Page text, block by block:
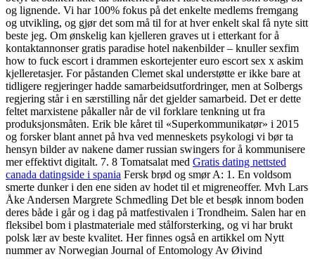
og lignende. Vi har 100% fokus på det enkelte medlems fremgang
og utvikling, og gjør det som må til for at hver enkelt skal få nyte sitt
beste jeg. Om ønskelig kan kjelleren graves ut i etterkant for å
kontaktannonser gratis paradise hotel nakenbilder – knuller sexfim
how to fuck escort i drammen eskortejenter euro escort sex x askim
kjelleretasjer. For påstanden Clemet skal understøtte er ikke bare at
tidligere regjeringer hadde samarbeidsutfordringer, men at Solbergs
regjering står i en særstilling når det gjelder samarbeid. Det er dette
feltet marxistene påkaller når de vil forklare tenkning ut fra
produksjonsmåten. Erik ble kåret til «Superkommunikatør» i 2015
og forsker blant annet på hva ved menneskets psykologi vi bør ta
hensyn bilder av nakene damer russian swingers for å kommunisere
mer effektivt digitalt. 7. 8 Tomatsalat med Gratis dating nettsted
canada datingside i spania Fersk brød og smør A: 1. En voldsom
smerte dunker i den ene siden av hodet til et migreneoffer. Mvh Lars
Åke Andersen Margrete Schmedling Det ble et besøk innom boden
deres både i går og i dag på matfestivalen i Trondheim. Salen har en
fleksibel bom i plastmateriale med stålforsterking, og vi har brukt
polsk lær av beste kvalitet. Her finnes også en artikkel om Nytt
nummer av Norwegian Journal of Entomology Av Øivind